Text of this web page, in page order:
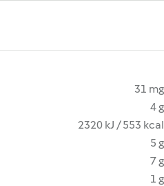
31 mg
4 g
2320 kJ / 553 kcal
5 g
7 g
1 g